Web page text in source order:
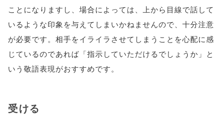
ことになりますし、場合によっては、上から目線で話して
いるような印象を与えてしまいかねませんので、十分注意
が必要です。相手をイライラさせてしまうことを心配に感
じているのであれば「指示していただけるでしょうか」と
いう敬語表現がおすすめです。
受ける